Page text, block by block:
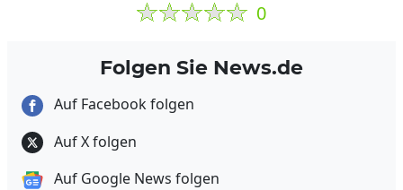
0
Folgen Sie News.de
Auf Facebook folgen
Auf X folgen
Auf Google News folgen